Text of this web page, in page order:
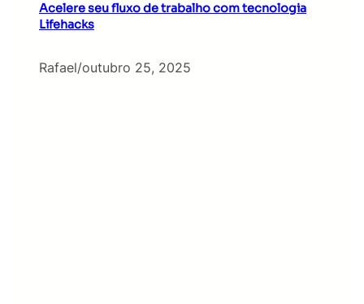
Acelere seu fluxo de trabalho com tecnologia
Lifehacks
Rafael/outubro 25, 2025